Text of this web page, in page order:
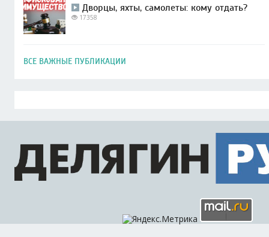
Дворцы, яхты, самолеты: кому отдать?
17358
ВСЕ ВАЖНЫЕ ПУБЛИКАЦИИ